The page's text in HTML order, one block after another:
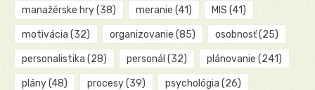
manažérske hry(38) meranie (41) MIS (41)
motivácia (32) organizovanie (85) osobnosť(25)
personalistika (28) personál (32) plánovanie (241)
plány(48) procesy(39) psychológia (26)